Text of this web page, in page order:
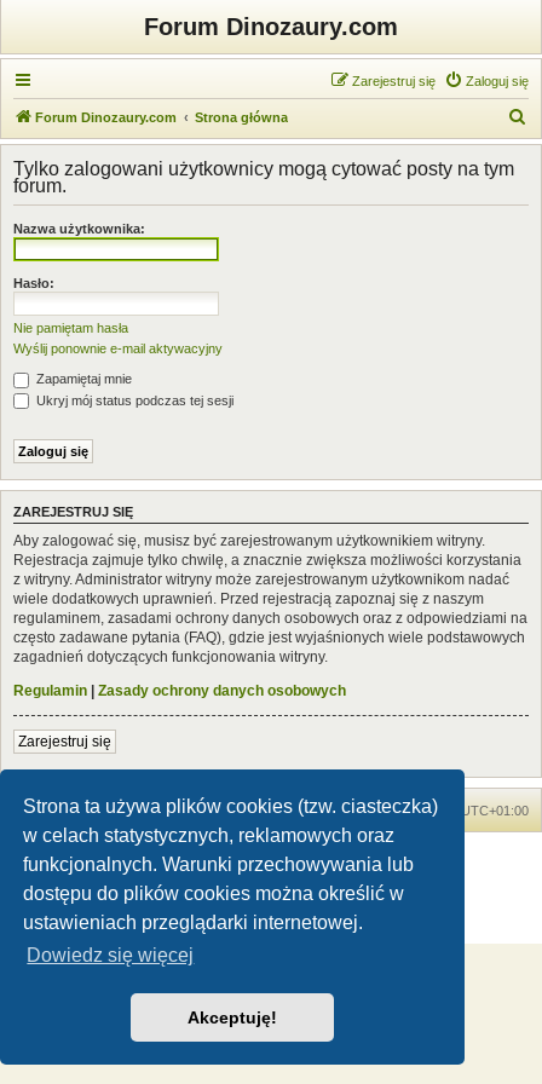
Strona ta używa plików cookies (tzw. ciasteczka)
w celach statystycznych, reklamowych oraz
funkcjonalnych. Warunki przechowywania lub
dostępu do plików cookies można określić w
ustawieniach przeglądarki internetowej.
Dowiedz się więcej
Akceptuję!
Forum Dinozaury.com
Zaloguj się
Zarejestruj się
Forum Dinozaury.com Strona główna
z
k
Tylko zalogowani użytkownicy mogą cytować posty na tym
forum.
Nazwa użytkownika:
Hasło:
Nie pamiętam hasła
Wyślij ponownie e-mail aktywacyjny
Zapamiętaj mnie
Ukryj mój status podczas tej sesji
ZAREJESTRUJ SIĘ
Aby zalogować się, musisz być zarejestrowanym użytkownikiem witryny.
Rejestracja zajmuje tylko chwilę, a znacznie zwiększa możliwości korzystania
z witryny. Administrator witryny może zarejestrowanym użytkownikom nadać
wiele dodatkowych uprawnień. Przed rejestracją zapoznaj się z naszym
regulaminem, zasadami ochrony danych osobowych oraz z odpowiedziami na
często zadawane pytania (FAQ), gdzie jest wyjaśnionych wiele podstawowych
zagadnień dotyczących funkcjonowania witryny.
Regulamin | Zasady ochrony danych osobowych
Zarejestruj się
Forum Dinozaury.com Strona główna Strefa czasowa UTC+01:00
Dinozaury.com
© 2006-2020
Technologię dostarcza
phpBB
® Forum Software © phpBB Limited
Polski pakiet językowy dostarczaphpBB.pl
Zasady ochrony danych osobowych|Regulamin